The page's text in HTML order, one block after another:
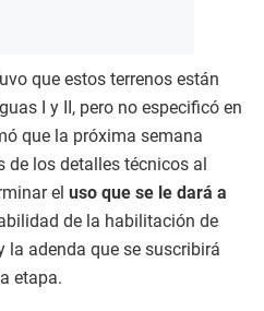
que estos terrenos están
I y II, pero no especificó en
que la próxima semana
los detalles técnicos al
el uso que se le dará a
de la habilitación de
la adenda que se suscribirá
etapa.